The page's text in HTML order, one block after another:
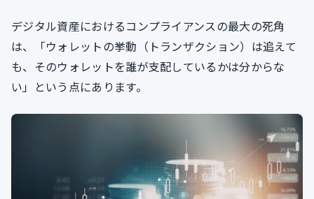
デジタル資産におけるコンプライアンスの最大の死角
は、「ウォレットの挙動（トランザクション）は追えて
も、そのウォレットを誰が支配しているかは分からな
い」という点にあります。